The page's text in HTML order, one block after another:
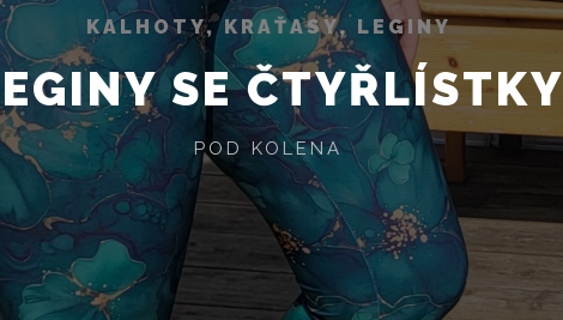
KALHOTY, KRAŤASY, LEGINY
SE ČTYŘLÍSTKY
POD KOLENA